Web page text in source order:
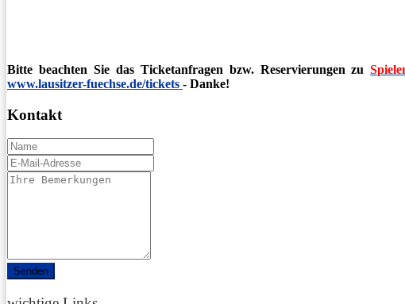
Bitte beachten Sie das Ticketanfragen bzw. Reservierungen zu
www.lausitzer-fuechse.de/tickets - Danke!
Kontakt
Name
E-
Mail
Comments